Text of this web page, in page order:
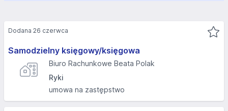
Samodzielny księgowy/księgowa
Biuro Rachunkowe Beata Polak
Ryki
umowa na zastępstwo
Dodana 26 czerwca